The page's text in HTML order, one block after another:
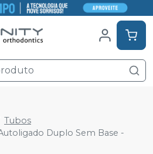
Tubos
Duplo Sem Base -